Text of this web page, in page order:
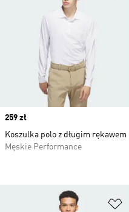
Price
259 zł
Koszulka polo z długim rękawem
Męskie Performance